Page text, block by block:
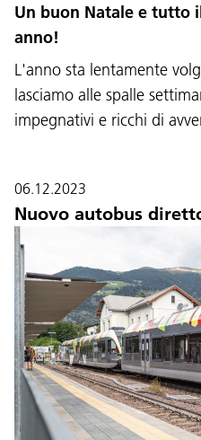
Un buon Natale e tutto
anno!
L'anno sta lentamente
lasciamo alle spalle
impegnativi e ricchi di
06.12.2023
Nuovo autobus